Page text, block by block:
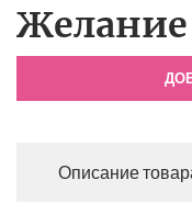
Желание
Описание